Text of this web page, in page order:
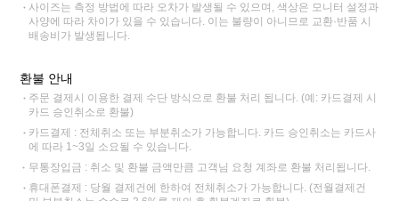
사이즈는 측정 방법에 따라 오차가 발생될 수 있으며, 색상은 모니터 설정과
사양에 따라 차이가 있을 수 있습니다. 이는 불량이 아니므로 교환·반품 시
배송비가 발생됩니다.
환불 안내
주문 결제시 이용한 결제 수단 방식으로 환불 처리 됩니다. (예: 카드결제 시
카드 승인취소로 환불)
카드결제 : 전체취소 또는 부분취소가 가능합니다. 카드 승인취소는 카드사
에 따라 1~3일 소요될 수 있습니다.
무통장입금 : 취소 및 환불 금액만큼 고객님 요청 계좌로 환불 처리됩니다.
휴대폰결제 : 당월 결제건에 한하여 전체취소가 가능합니다. (전월결제건